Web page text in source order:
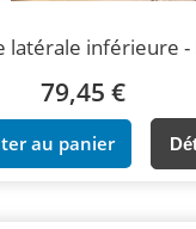
latérale inférieure -
79,45 €
au panier